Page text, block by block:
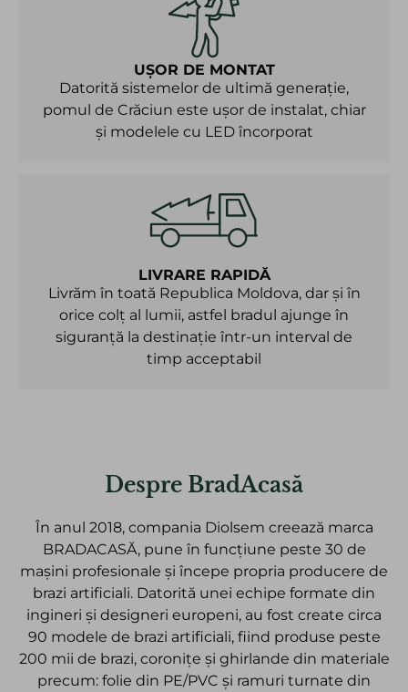
UȘOR DE MONTAT
Datorită sistemelor de ultimă generație,
pomul de Crăciun este ușor de instalat, chiar
și modelele cu LED încorporat
LIVRARE RAPIDĂ
Livrăm în toată Republica Moldova, dar și în
orice colț al lumii, astfel bradul ajunge în
siguranță la destinație într-un interval de
timp acceptabil
Despre BradAcasă
În anul 2018, compania Diolsem creează marca
BRADACASĂ, pune în funcțiune peste 30 de
mașini profesionale și începe propria producere de
brazi artificiali. Datorită unei echipe formate din
ingineri și designeri europeni, au fost create circa
90 modele de brazi artificiali, fiind produse peste
200 mii de brazi, coronițe și ghirlande din materiale
precum: folie din PE/PVC și ramuri turnate din